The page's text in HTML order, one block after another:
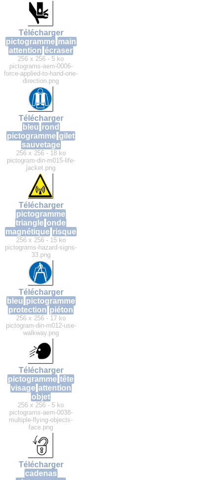
Télécharger
pictogramme main
attention écraser
256 x 256 - 5 ko
pictograms-aem-0006-
force-applied-to-hand-one-
direction.png
Télécharger
bleu rond
pictogramme gilet
sauvetage
256 x 256 - 18 ko
pictogram-din-m015-life-
jacket.png
Télécharger
pictogramme
triangle onde
magnétique risque
256 x 256 - 15 ko
pictograms-hazard-signs-
33.png
Télécharger
bleu pictogramme
protection piéton
256 x 256 - 17 ko
pictogram-din-m012-use-
walkway.png
Télécharger
pictogramme tête
visage attention
objet
256 x 256 - 5 ko
pictograms-aem-0038-
multiple-flying-objects-
face.png
Télécharger
cadenas